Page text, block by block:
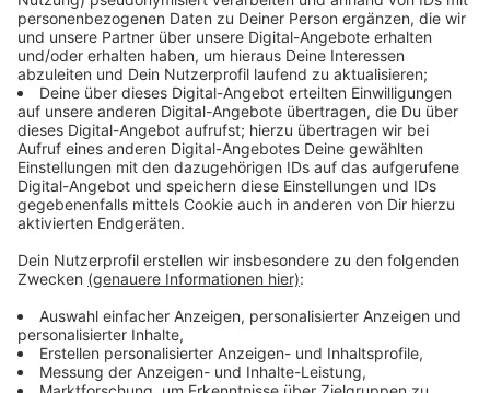
für Besucher geöffnet werden kann, wird es aber noch
mindestens ein Jahr dauern, so der marokkanische
Maghariba-Verein, der hinter dem Projekt steht.
Anzeige
Finanzierung durch Spenden
Anzeige
war nach eigener Aussage auch der Grund für eine
lange Verzögerung während der Pandemie, in der die
Spendenzahlen eingebrochen waren. Weil es um eine